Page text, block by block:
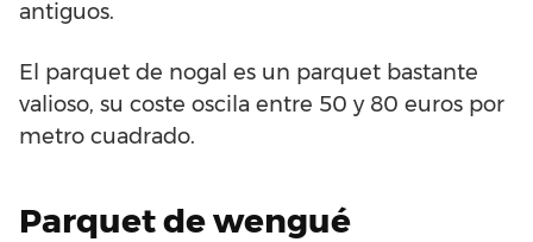
antiguos.
El parquet de nogal es un parquet bastante
valioso, su coste oscila entre 50 y 80 euros por
metro cuadrado.
Parquet de wengué